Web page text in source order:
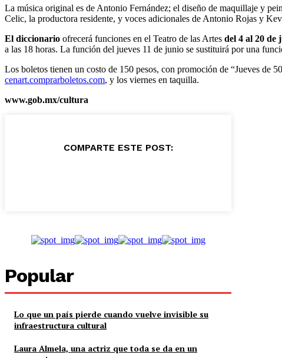
La música original es de Antonio Fernández; el diseño de maquillaje y
Celic, la productora residente, y voces adicionales de Antonio Rojas y
El diccionario ofrecerá funciones en el Teatro de las Artes del 4 al 20 de
a las 18 horas. La función del jueves 11 de junio se sustituirá por una
Los boletos tienen un costo de 150 pesos, con promoción de “Jueves de
cenart.comprarboletos.com, y los viernes en taquilla.
www.gob.mx/cultura
COMPARTE ESTE POST:
Popular
Lo que un país pierde cuando vuelve invisible su
infraestructura cultural
Laura Almela, una actriz que toda se da en un